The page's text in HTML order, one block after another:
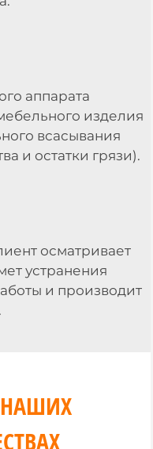
аппарата
изделия
всасывания
и остатки грязи).
осматривает
устранения
и производит